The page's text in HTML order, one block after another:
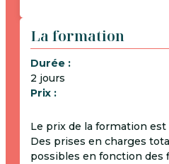
La formation
Durée :
2 jours
Prix :
Le prix de la formation
Des prises en charges
possibles en fonction des